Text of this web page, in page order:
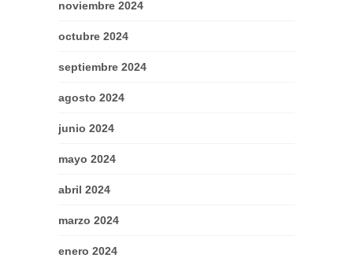
noviembre 2024
octubre 2024
septiembre 2024
agosto 2024
junio 2024
mayo 2024
abril 2024
marzo 2024
enero 2024